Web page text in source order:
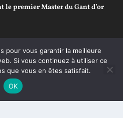
le premier Master du Gant d’or
pour vous garantir la meilleure
Si vous continuez à utiliser ce
que vous en êtes satisfait.
OK